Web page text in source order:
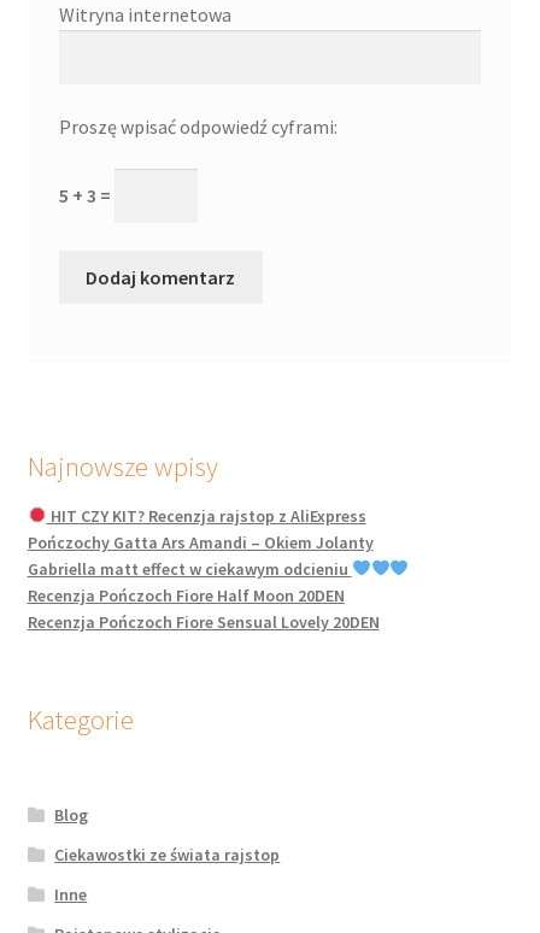
Witryna internetowa
Proszę wpisać odpowiedź cyframi:
5 + 3 =
Najnowsze wpisy
HIT CZY KIT? Recenzja rajstop z AliExpress
Pończochy Gatta Ars Amandi – Okiem Jolanty
Gabriella matt effect w ciekawym odcieniu
Recenzja Pończoch Fiore Half Moon 20DEN
Recenzja Pończoch Fiore Sensual Lovely 20DEN
Kategorie
Blog
Ciekawostki ze świata rajstop
Inne